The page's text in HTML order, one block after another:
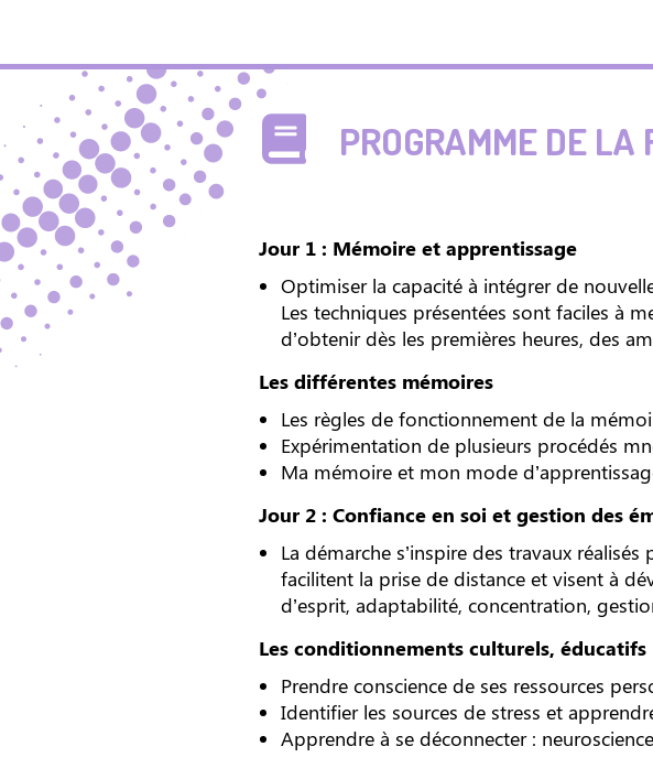
PROGRAMME DE LA
Jour 1 : Mémoire et apprentissage
Optimiser la capacité à intégrer de
Les techniques présentées sont faciles à
d’obtenir dès les premières heures, des
Les différentes mémoires
Les règles de fonctionnement de la
Expérimentation de plusieurs procédés
Ma mémoire et mon mode
Jour 2 : Confiance en soi et gestion des
La démarche s’inspire des travaux
facilitent la prise de distance et visent à
d’esprit, adaptabilité, concentration,
Les conditionnements culturels, éducatifs
Prendre conscience de ses ressources
Identifier les sources de stress et
Apprendre à se déconnecter :